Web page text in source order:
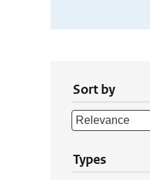
Sort by
Types